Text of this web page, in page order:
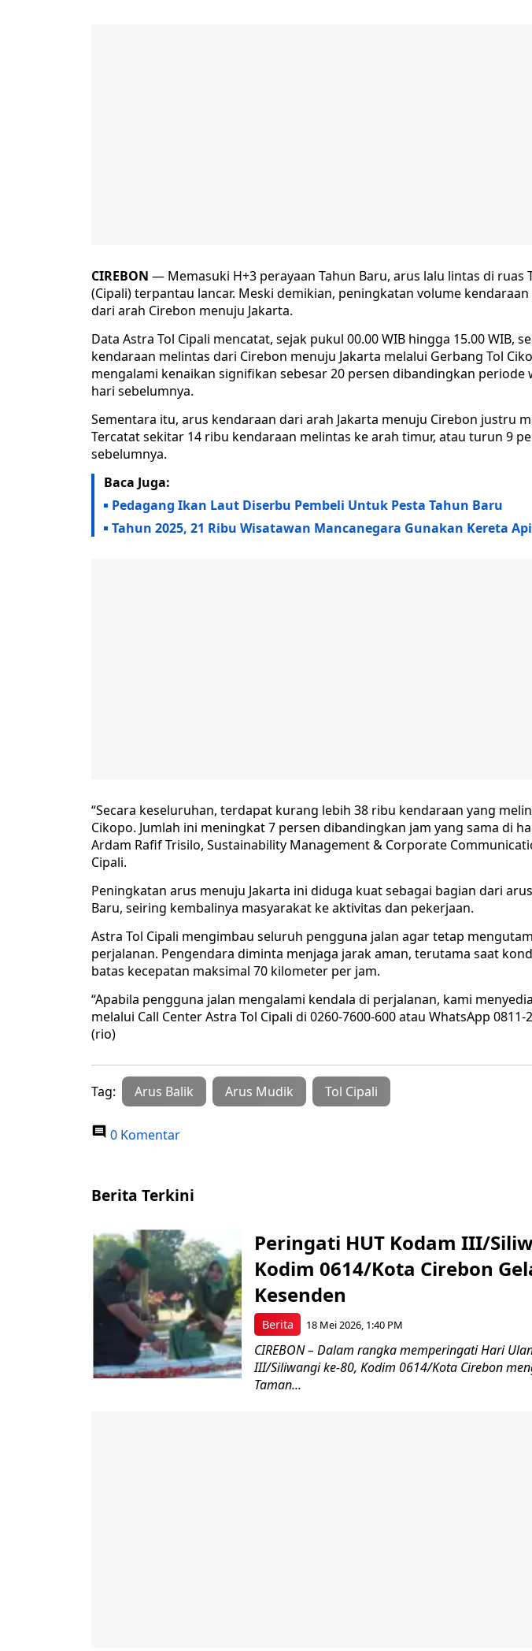
CIREBON — Memasuki H+3 perayaan Tahun Baru, arus lalu lintas di ruas
(Cipali) terpantau lancar. Meski demikian, peningkatan volume
dari arah Cirebon menuju Jakarta.
Data Astra Tol Cipali mencatat, sejak pukul 00.00 WIB hingga 15.00 WIB,
kendaraan melintas dari Cirebon menuju Jakarta melalui Gerbang Tol
mengalami kenaikan signifikan sebesar 20 persen dibandingkan periode
hari sebelumnya.
Sementara itu, arus kendaraan dari arah Jakarta menuju Cirebon justru
Tercatat sekitar 14 ribu kendaraan melintas ke arah timur, atau turun 9
sebelumnya.
Baca Juga:
Pedagang Ikan Laut Diserbu Pembeli Untuk Pesta Tahun Baru
Tahun 2025, 21 Ribu Wisatawan Mancanegara Gunakan Kereta
“Secara keseluruhan, terdapat kurang lebih 38 ribu kendaraan yang
Cikopo. Jumlah ini meningkat 7 persen dibandingkan jam yang sama di
Ardam Rafif Trisilo, Sustainability Management & Corporate
Cipali.
Peningkatan arus menuju Jakarta ini diduga kuat sebagai bagian dari
Baru, seiring kembalinya masyarakat ke aktivitas dan pekerjaan.
Astra Tol Cipali mengimbau seluruh pengguna jalan agar tetap
perjalanan. Pengendara diminta menjaga jarak aman, terutama saat
batas kecepatan maksimal 70 kilometer per jam.
“Apabila pengguna jalan mengalami kendala di perjalanan, kami
melalui Call Center Astra Tol Cipali di 0260-7600-600 atau WhatsApp 0811-
(rio)
Tag: Arus Balik Arus Mudik Tol Cipali
0 Komentar
Berita Terkini
Berita
Peringati HUT Kodam III/
Kodim 0614/Kota Cirebon
Kesenden
18 Mei 2026, 1:40 PM
CIREBON – Dalam rangka memperingati Hari
III/Siliwangi ke-80, Kodim 0614/Kota Cirebon
Taman...